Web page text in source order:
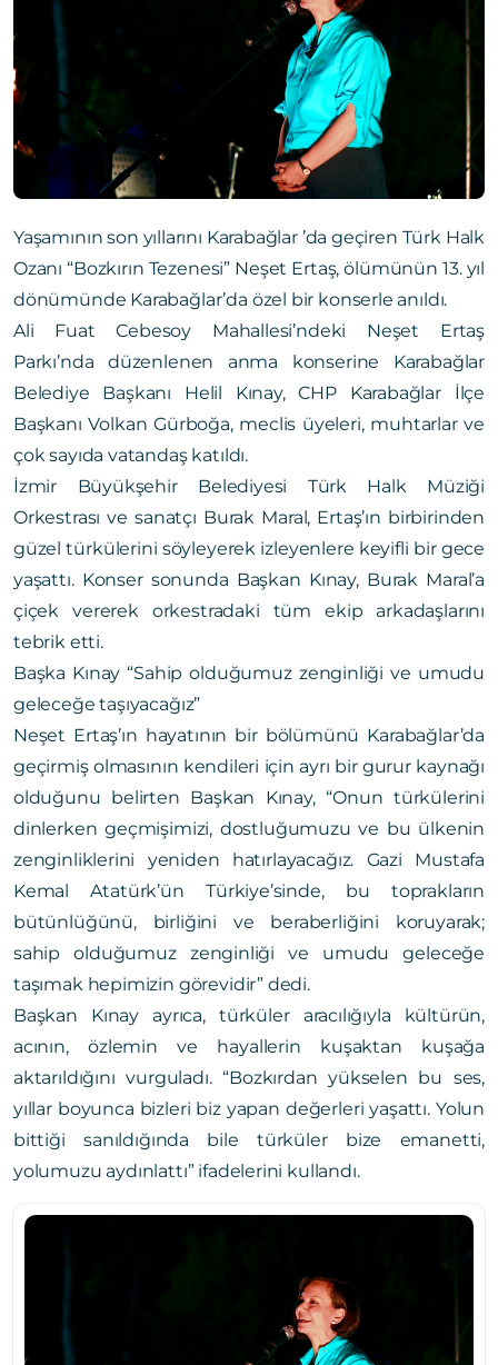
Yaşamının son yıllarını Karabağlar ’da geçiren Türk Halk
Ozanı “Bozkırın Tezenesi” Neşet Ertaş, ölümünün 13. yıl
dönümünde Karabağlar’da özel bir konserle anıldı.
Ali Fuat Cebesoy Mahallesi’ndeki Neşet Ertaş
Parkı’nda düzenlenen anma konserine Karabağlar
Belediye Başkanı Helil Kınay, CHP Karabağlar İlçe
Başkanı Volkan Gürboğa, meclis üyeleri, muhtarlar ve
çok sayıda vatandaş katıldı.
İzmir Büyükşehir Belediyesi Türk Halk Müziği
Orkestrası ve sanatçı Burak Maral, Ertaş’ın birbirinden
güzel türkülerini söyleyerek izleyenlere keyifli bir gece
yaşattı. Konser sonunda Başkan Kınay, Burak Maral’a
çiçek vererek orkestradaki tüm ekip arkadaşlarını
tebrik etti.
Başka Kınay “Sahip olduğumuz zenginliği ve umudu
geleceğe taşıyacağız”
Neşet Ertaş’ın hayatının bir bölümünü Karabağlar’da
geçirmiş olmasının kendileri için ayrı bir gurur kaynağı
olduğunu belirten Başkan Kınay, “Onun türkülerini
dinlerken geçmişimizi, dostluğumuzu ve bu ülkenin
zenginliklerini yeniden hatırlayacağız. Gazi Mustafa
Kemal Atatürk’ün Türkiye’sinde, bu toprakların
bütünlüğünü, birliğini ve beraberliğini koruyarak;
sahip olduğumuz zenginliği ve umudu geleceğe
taşımak hepimizin görevidir” dedi.
Başkan Kınay ayrıca, türküler aracılığıyla kültürün,
acının, özlemin ve hayallerin kuşaktan kuşağa
aktarıldığını vurguladı. “Bozkırdan yükselen bu ses,
yıllar boyunca bizleri biz yapan değerleri yaşattı. Yolun
bittiği sanıldığında bile türküler bize emanetti,
yolumuzu aydınlattı” ifadelerini kullandı.